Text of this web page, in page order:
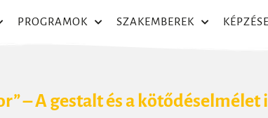
PROGRAMOK SZAKEMBEREK
– A gestalt és a